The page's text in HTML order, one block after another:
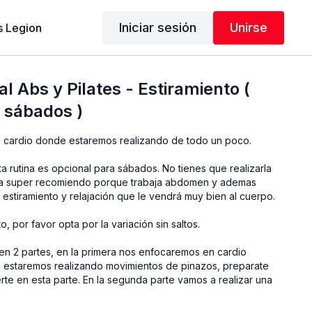
Legion Iniciar sesión Unirse
Abs y Pilates - Estiramiento (
)
cardio donde estaremos realizando de todo un poco.
rutina es opcional para sábados. No tienes que realizarla
super recomiendo porque trabaja abdomen y ademas
y relajación que le vendrá muy bien al cuerpo.
por favor opta por la variación sin saltos.
2 partes, en la primera nos enfocaremos en cardio
realizando movimientos de pinazos, preparate
en esta parte. En la segunda parte vamos a realizar una
enfocada en abdomen, contiene movimientos lentos y